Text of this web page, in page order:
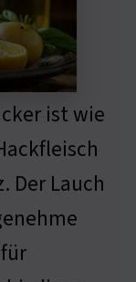
ist wie
Der Lauch